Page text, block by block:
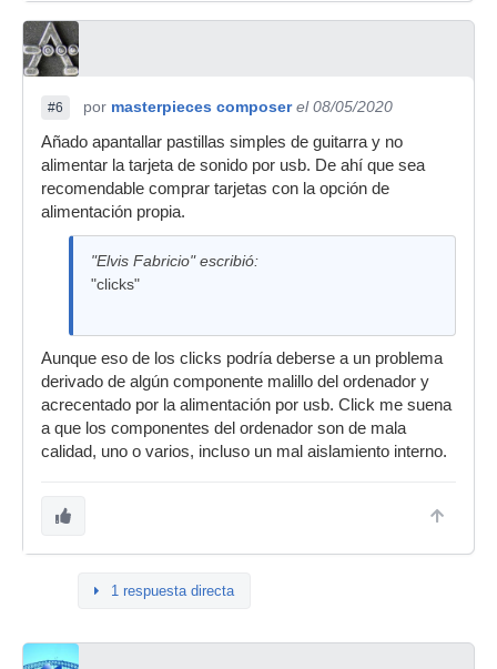
#6 por masterpieces composer el 08/05/2020
Añado apantallar pastillas simples de guitarra y no
alimentar la tarjeta de sonido por usb. De ahí que sea
recomendable comprar tarjetas con la opción de
alimentación propia.
"Elvis Fabricio" escribió:
"clicks"
Aunque eso de los clicks podría deberse a un problema
derivado de algún componente malillo del ordenador y
acrecentado por la alimentación por usb. Click me suena
a que los componentes del ordenador son de mala
calidad, uno o varios, incluso un mal aislamiento interno.
1 respuesta directa